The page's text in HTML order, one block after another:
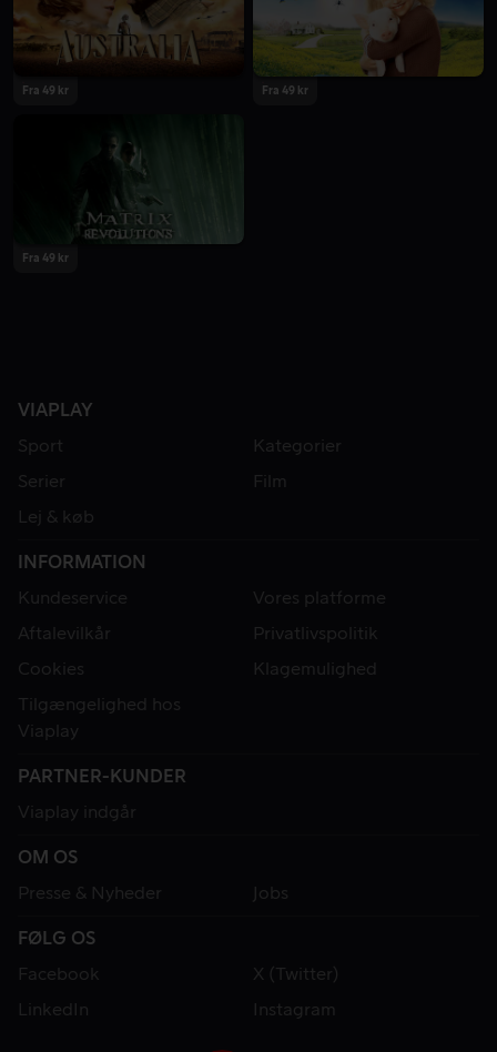
Fra 49 kr Fra 49 kr
Fra 49 kr
VIAPLAY
Sport
Kategorier
Serier
Film
Lej & køb
INFORMATION
Kundeservice
Vores platforme
Aftalevilkår
Privatlivspolitik
Cookies
Klagemulighed
Tilgængelighed hos
Viaplay
PARTNER-KUNDER
Viaplay indgår
OM OS
Presse & Nyheder
Jobs
FØLG OS
Facebook
X (Twitter)
LinkedIn
Instagram